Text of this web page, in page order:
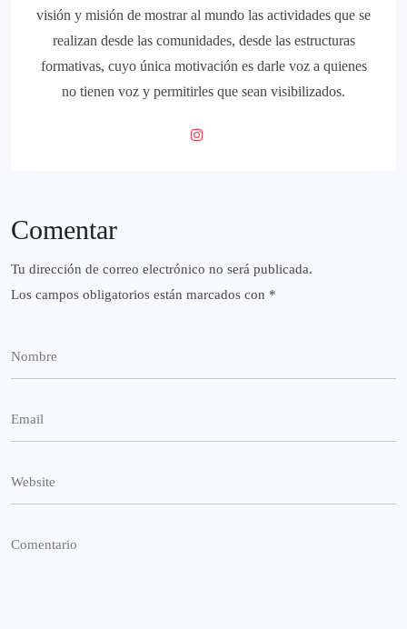
visión y misión de mostrar al mundo las actividades que se
realizan desde las comunidades, desde las estructuras
formativas, cuyo única motivación es darle voz a quienes
no tienen voz y permitirles que sean visibilizados.
Comentar
Tu dirección de correo electrónico no será publicada.
Los campos obligatorios están marcados con *